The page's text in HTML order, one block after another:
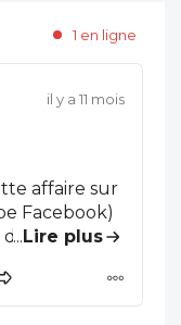
1 en ligne
il y a 11 mois
affaire sur
Facebook)
d'emblée par
de la
devant
... Lire plus